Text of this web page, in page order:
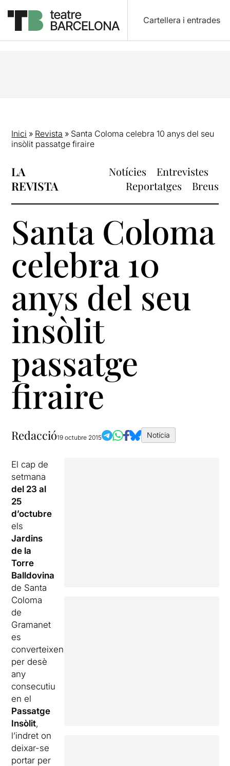
Cartellera i entrades
Inici » Revista » Santa Coloma celebra 10 anys del seu
insòlit passatge firaire
LA
REVISTA
Notícies
Entrevistes
Reportatges
Breus
Santa Coloma
celebra 10
anys del seu
insòlit
passatge
firaire
Redacció19 octubre 2015 Notícia
El cap de
setmana
del 23 al
25
d’octubre
els
Jardins
de la
Torre
Balldovina
de Santa
Coloma
de
Gramanet
es
converteixen
per desè
any
consecutiu
en el
Passatge
Insòlit,
l’indret on
deixar-se
portar per